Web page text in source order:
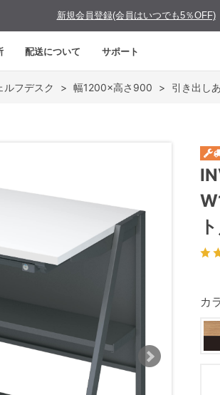
新規会員登録(会員はいつでも5％OFF)
配送について サポート
ルフデスク > 幅1200×高さ900 > 引き出し
カ